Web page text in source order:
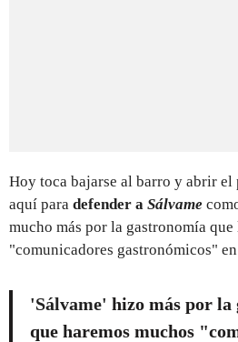
Hoy toca bajarse al barro y abrir el
aquí para defender a Sálvame
mucho más por la gastronomía
"comunicadores gastronómicos"
'Sálvame' hizo más por la
que haremos muchos